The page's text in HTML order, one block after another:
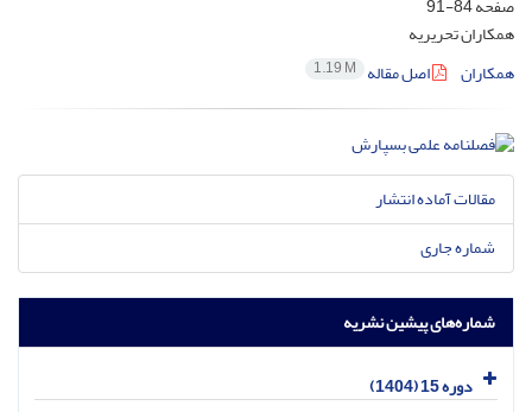
همکاران تحریریه
همکاران
اصل مقاله 1.19 M
مقالات آماده انتشار
شماره جاری
شماره‌های پیشین نشریه
دوره 15 (1404)